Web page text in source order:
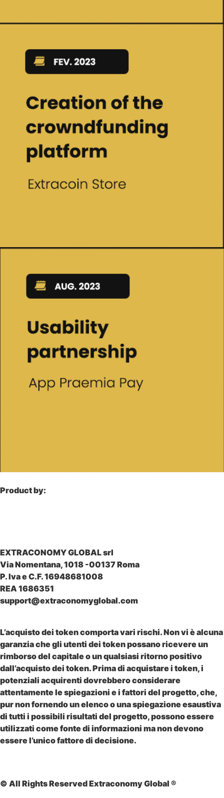
Product by:
EXTRACONOMY GLOBAL srl
Via Nomentana, 1018 -00137 Roma
P. Iva e C.F. 16948681008
REA 1686351
support@extraconomyglobal.com
L’acquisto dei token comporta vari rischi. Non vi è alcuna
garanzia che gli utenti dei token possano ricevere un
rimborso del capitale o un qualsiasi ritorno positivo
dall’acquisto dei token. Prima di acquistare i token, i
potenziali acquirenti dovrebbero considerare
attentamente le spiegazioni e i fattori del progetto, che,
pur non fornendo un elenco o una spiegazione esaustiva
di tutti i possibili risultati del progetto, possono essere
utilizzati come fonte di informazioni ma non devono
essere l’unico fattore di decisione.
© All Rights Reserved Extraconomy Global ®